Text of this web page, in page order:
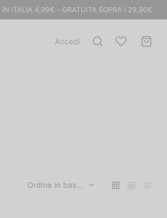
IN ITALIA 4,99€ - GRATUITA SOPRA I 29,90€
Accedi